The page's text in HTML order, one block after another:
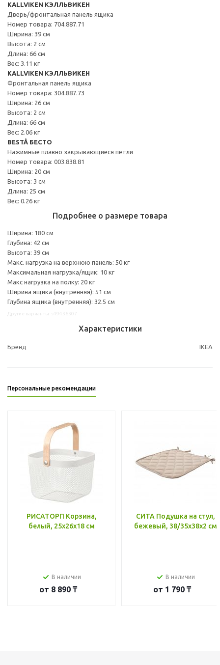
KALLVIKEN КЭЛЛЬВИКЕН
Дверь/фронтальная панель ящика
Номер товара: 704.887.71
Ширина: 39 см
Высота: 2 см
Длина: 66 см
Вес: 3.11 кг
KALLVIKEN КЭЛЛЬВИКЕН
Фронтальная панель ящика
Номер товара: 304.887.73
Ширина: 26 см
Высота: 2 см
Длина: 66 см
Вес: 2.06 кг
BESTÅ БЕСТО
Нажимные плавно закрывающиеся петли
Номер товара: 003.838.81
Ширина: 20 см
Высота: 3 см
Длина: 25 см
Вес: 0.26 кг
Подробнее о размере товара
Ширина: 180 см
Глубина: 42 см
Высота: 39 см
Макс. нагрузка на верхнюю панель: 50 кг
Максимальная нагрузка/ящик: 10 кг
Макс нагрузка на полку: 20 кг
Ширина ящика (внутренняя): 51 см
Глубина ящика (внутренняя): 32.5 см
Характеристики
Бренд IKEA
Персональные рекомендации
РИСАТОРП Корзина,
белый, 25x26x18 см
В наличии
от 8 890 ₸
СИТА Подушка на стул,
бежевый, 38/35x38x2 см
В наличии
от 1 790 ₸